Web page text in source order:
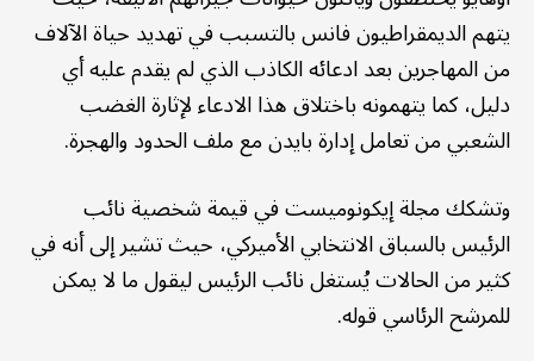
يتهم الديمقراطيون فانس بالتسبب في تهديد حياة الآلاف
من المهاجرين بعد ادعائه الكاذب الذي لم يقدم عليه أي
دليل، كما يتهمونه باختلاق هذا الادعاء لإثارة الغضب
الشعبي من تعامل إدارة بايدن مع ملف الحدود والهجرة.
وتشكك مجلة إيكونوميست في قيمة شخصية نائب
الرئيس بالسباق الانتخابي الأميركي، حيث تشير إلى أنه في
كثير من الحالات يُستغل نائب الرئيس ليقول ما لا يمكن
للمرشح الرئاسي قوله.